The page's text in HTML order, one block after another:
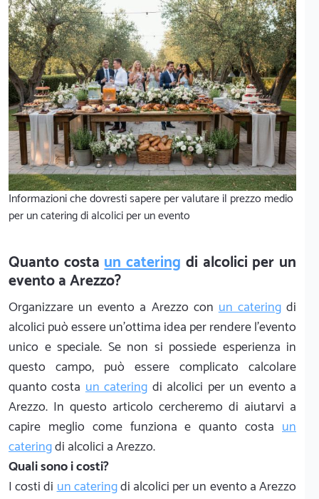
Informazioni che dovresti sapere per valutare il prezzo medio
per un catering di alcolici per un evento
Quanto costaun catering di alcolici per un
evento a Arezzo?
Organizzare un evento a Arezzo conun cateringdi
alcolici può essere un'ottima idea per rendere l'evento
unico e speciale. Se non si possiede esperienza in
questo campo, può essere complicato calcolare
quanto costa un catering di alcolici per un evento a
Arezzo. In questo articolo cercheremo di aiutarvi a
capire meglio come funziona e quanto costa un
cateringdi alcolici a Arezzo.
Quali sono i costi?
I costi diun cateringdi alcolici per un evento a Arezzo